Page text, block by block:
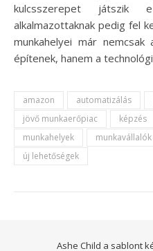
kulcsszerepet játszik
alkalmazottaknak pedig fel
munkahelyei már nemcsak
építenek, hanem a
amazon automatizálás
jövő munkaerőpiac
képzés
munkahelyek
munkavállalók
új lehetőségek
Ashe Child a sablont